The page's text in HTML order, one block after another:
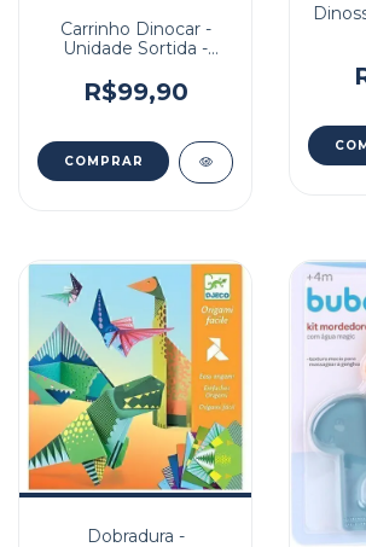
Carrinho Dinocar -
Unidade Sortida -
R$99,90
Dobradura -